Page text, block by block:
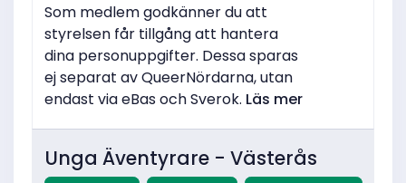
Som medlem godkänner du att
styrelsen får tillgång att hantera
dina personuppgifter. Dessa sparas
ej separat av QueerNördarna, utan
endast via eBas och Sverok. Läs mer
Unga Äventyrare - Västerås